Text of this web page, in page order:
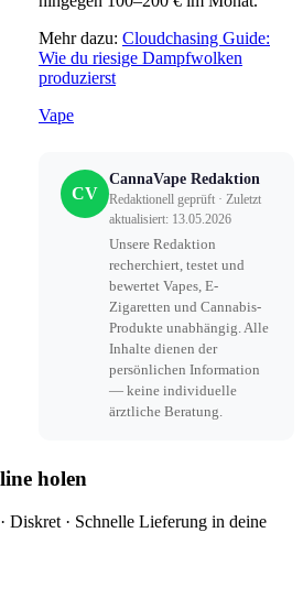
Mehr dazu: Cloudchasing Guide:
Wie du riesige Dampfwolken
produzierst
Vape
CV
CannaVape Redaktion
Redaktionell geprüft · Zuletzt
aktualisiert: 13.05.2026
Unsere Redaktion
recherchiert, testet und
bewertet Vapes, E-
Zigaretten und Cannabis-
Produkte unabhängig. Alle
Inhalte dienen der
persönlichen Information
— keine individuelle
ärztliche Beratung.
holen
Diskret · Schnelle Lieferung in deine